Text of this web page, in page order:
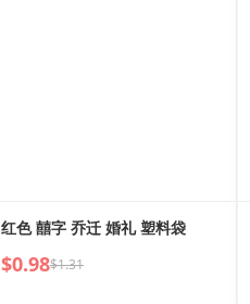
红色 囍字 乔迁 婚礼 塑料袋
$0.98$1.31